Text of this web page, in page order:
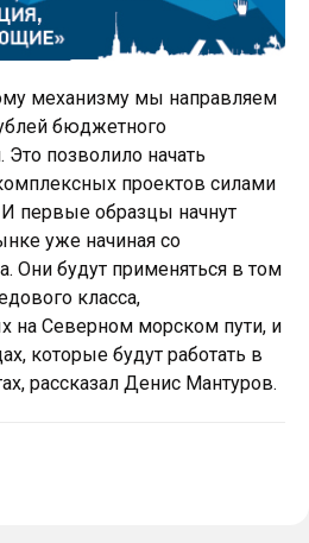
механизму мы направляем
бюджетного
позволило начать
проектов силами
первые образцы начнут
уже начиная со
Они будут применяться в том
класса,
на Северном морском пути, и
которые будут работать в
рассказал Денис Мантуров.